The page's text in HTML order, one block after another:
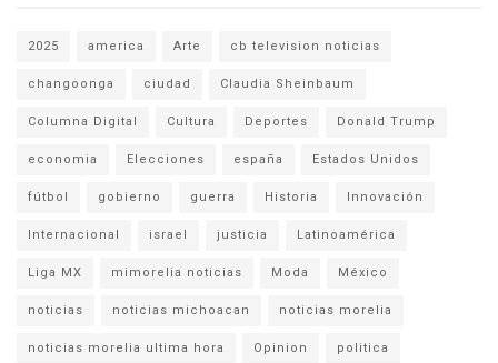
2025 america Arte cb television noticias
changoonga ciudad Claudia Sheinbaum
Columna Digital Cultura Deportes Donald Trump
economia Elecciones españa Estados Unidos
fútbol gobierno guerra Historia Innovación
Internacional israel justicia Latinoamérica
Liga MX mimorelia noticias Moda México
noticias noticias michoacan noticias morelia
noticias morelia ultima hora Opinion politica